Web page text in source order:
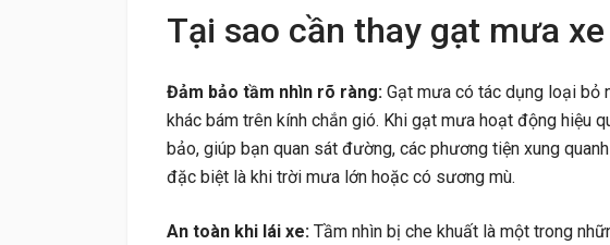
Tại sao cần thay gạt mưa
Đảm bảo tầm nhìn rõ ràng: Gạt mưa có tác dụng loại bỏ
khác bám trên kính chắn gió. Khi gạt mưa hoạt động hiệu
bảo, giúp bạn quan sát đường, các phương tiện xung
đặc biệt là khi trời mưa lớn hoặc có sương mù.
An toàn khi lái xe: Tầm nhìn bị che khuất là một trong